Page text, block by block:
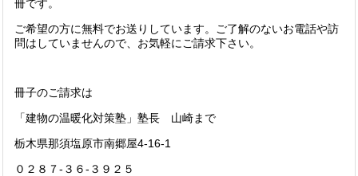
冊です。
ご希望の方に無料でお送りしています。ご了解のないお電話や訪
問はしていませんので、お気軽にご請求下さい。
冊子のご請求は
「建物の温暖化対策塾」塾長 山崎まで
栃木県那須塩原市南郷屋4-16-1
０２８７-３６-３９２５